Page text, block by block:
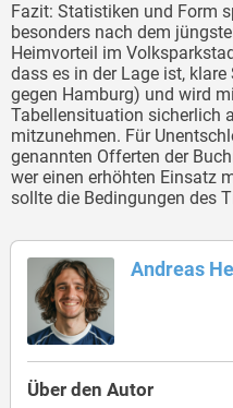
Fazit: Statistiken und Form
besonders nach dem
Heimvorteil im
dass es in der Lage ist,
gegen Hamburg) und wird
Tabellensituation sicherlich
mitzunehmen. Für
genannten Offerten der
wer einen erhöhten Einsatz
sollte die Bedingungen des
Andreas
Über den Autor